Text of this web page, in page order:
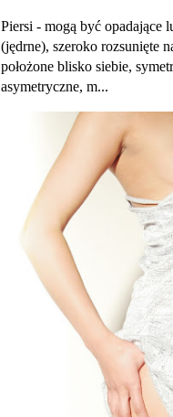
Piersi - mogą być opadające
(jędrne), szeroko rozsunięte
położone blisko siebie,
asymetryczne, m...